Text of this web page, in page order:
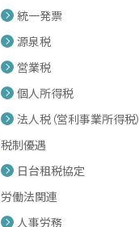
統一発票
源泉税
営業税
個人所得税
法人税（営利事業所得税）
税制優遇
日台租税協定
労働法関連
人事労務